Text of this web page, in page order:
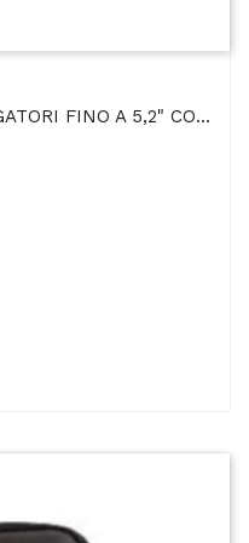
CUSTODIA RIGIDA Per NAVIGATORI FINO A 5,2" COLORE NERO